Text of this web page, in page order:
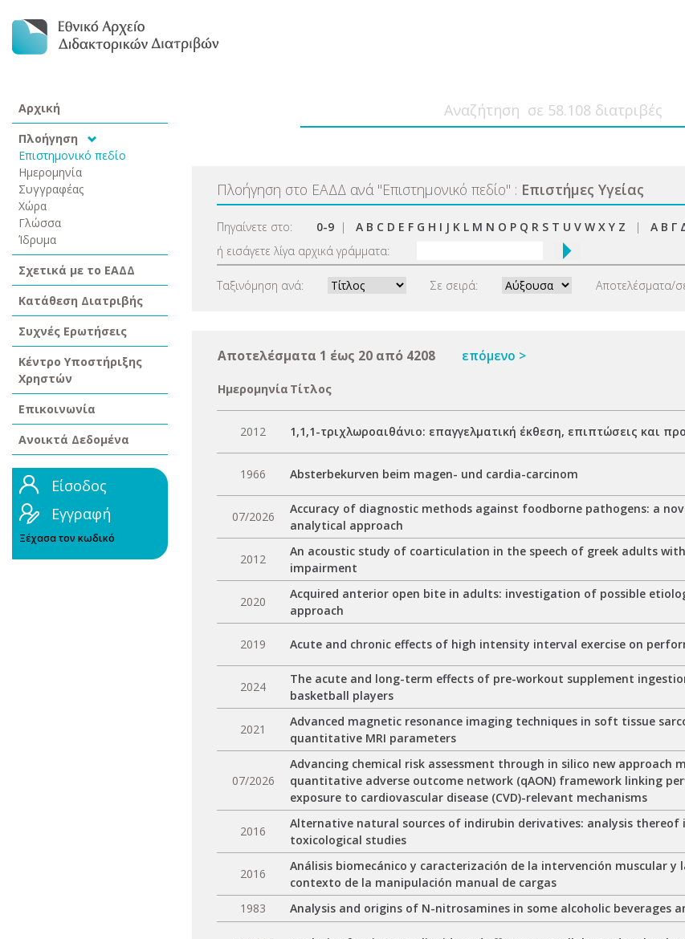
Αρχική
Πλοήγηση
Επιστημονικό πεδίο
Ημερομηνία
Συγγραφέας
Χώρα
Γλώσσα
Ίδρυμα
Σχετικά με το ΕΑΔΔ
Κατάθεση Διατριβής
Συχνές Ερωτήσεις
Κέντρο Υποστήριξης
Χρηστών
Επικοινωνία
Ανοικτά Δεδομένα
Είσοδος
Εγγραφή
Ξέχασα τον κωδικό
Πλοήγηση στο ΕΑΔΔ ανά "Επιστημονικό πεδίο" : Επιστήμες Υγείας
Πηγαίνετε στο: 0-9 | A B C D E F G H I J K L M N O P Q R S T U V W X Y Z | Α Β Γ
ή εισάγετε λίγα αρχικά γράμματα:
Ταξινόμηση ανά: Σε σειρά: Αποτελέσματα/
Αποτελέσματα 1 έως 20 από 4208 επόμενο >
Ημερομηνία Τίτλος
2012 1,1,1-τριχλωροαιθάνιο: επαγγελματική έκθεση, επιπτώσεις και
1966 Absterbekurven beim magen- und cardia-carcinom
07/2026
Accuracy of diagnostic methods against foodborne pathogens: a
analytical approach
2012
An acoustic study of coarticulation in the speech of greek adults
impairment
2020
Acquired anterior open bite in adults: investigation of possible
approach
2019 Acute and chronic effects of high intensity interval exercise on
2024
The acute and long-term effects of pre-workout supplement
basketball players
2021
Advanced magnetic resonance imaging techniques in soft tissue
quantitative MRI parameters
07/2026
Advancing chemical risk assessment through in silico new approach
quantitative adverse outcome network (qAON) framework linking
exposure to cardiovascular disease (CVD)-relevant mechanisms
2016
Alternative natural sources of indirubin derivatives: analysis thereof
toxicological studies
2016
Análisis biomecánico y caracterización de la intervención muscular
contexto de la manipulación manual de cargas
1983
Analysis and origins of N-nitrosamines in some alcoholic beverages